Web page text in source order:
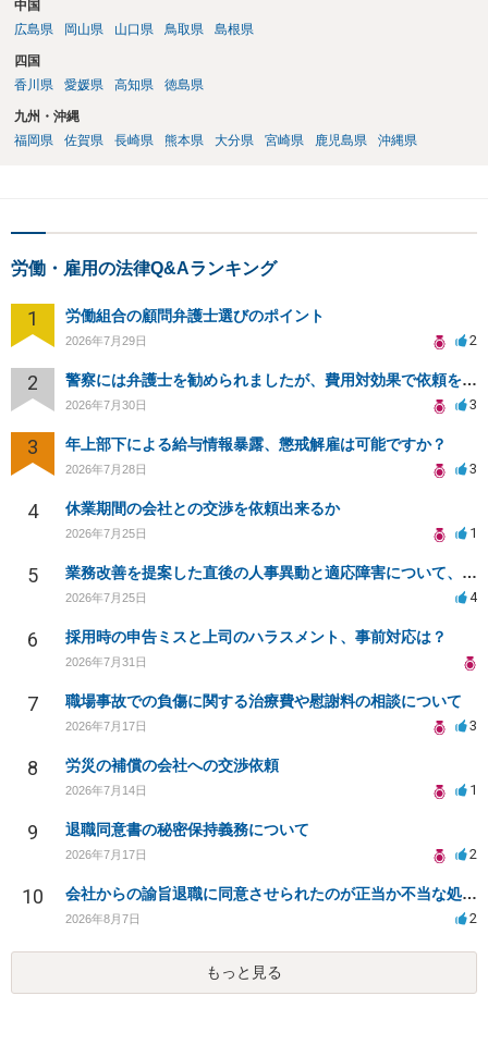
中国
広島県
岡山県 山口県 鳥取県 島根県
四国
香川県
愛媛県 高知県 徳島県
九州・沖縄
福岡県
佐賀県 長崎県 熊本県 大分県 宮崎県 鹿児島県 沖縄県
労働・雇用の法律Q&Aランキング
1 労働組合の顧問弁護士選びのポイント
2026年7月29日 2
2 警察には弁護士を勧められましたが、費用対効果で依頼をすることを躊躇しています。
2026年7月30日 3
3 年上部下による給与情報暴露、懲戒解雇は可能ですか？
2026年7月28日 3
4 休業期間の会社との交渉を依頼出来るか
2026年7月25日 1
5 業務改善を提案した直後の人事異動と適応障害について、法的に問題があるか相談したいです。
2026年7月25日 4
6 採用時の申告ミスと上司のハラスメント、事前対応は？
2026年7月31日
7 職場事故での負傷に関する治療費や慰謝料の相談について
2026年7月17日 3
8 労災の補償の会社への交渉依頼
2026年7月14日 1
9 退職同意書の秘密保持義務について
2026年7月17日 2
10 会社からの諭旨退職に同意させられたのが正当か不当な処分かどうか教えてほしい
2026年8月7日 2
もっと見る